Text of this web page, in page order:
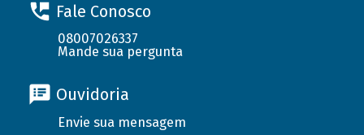
Fale Conosco
08007026337
Mande sua pergunta
Ouvidoria
Envie sua mensagem